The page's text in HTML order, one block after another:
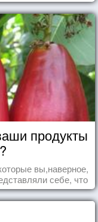
продукты
вы,наверное,
себе, что